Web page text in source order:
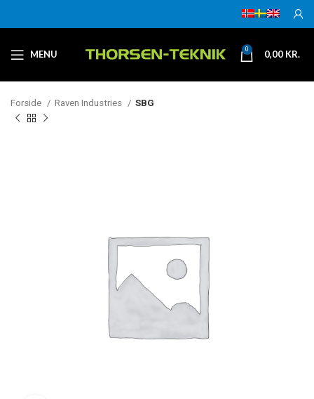
MENU 0 0,00 KR.
Forside Raven Industries SBG